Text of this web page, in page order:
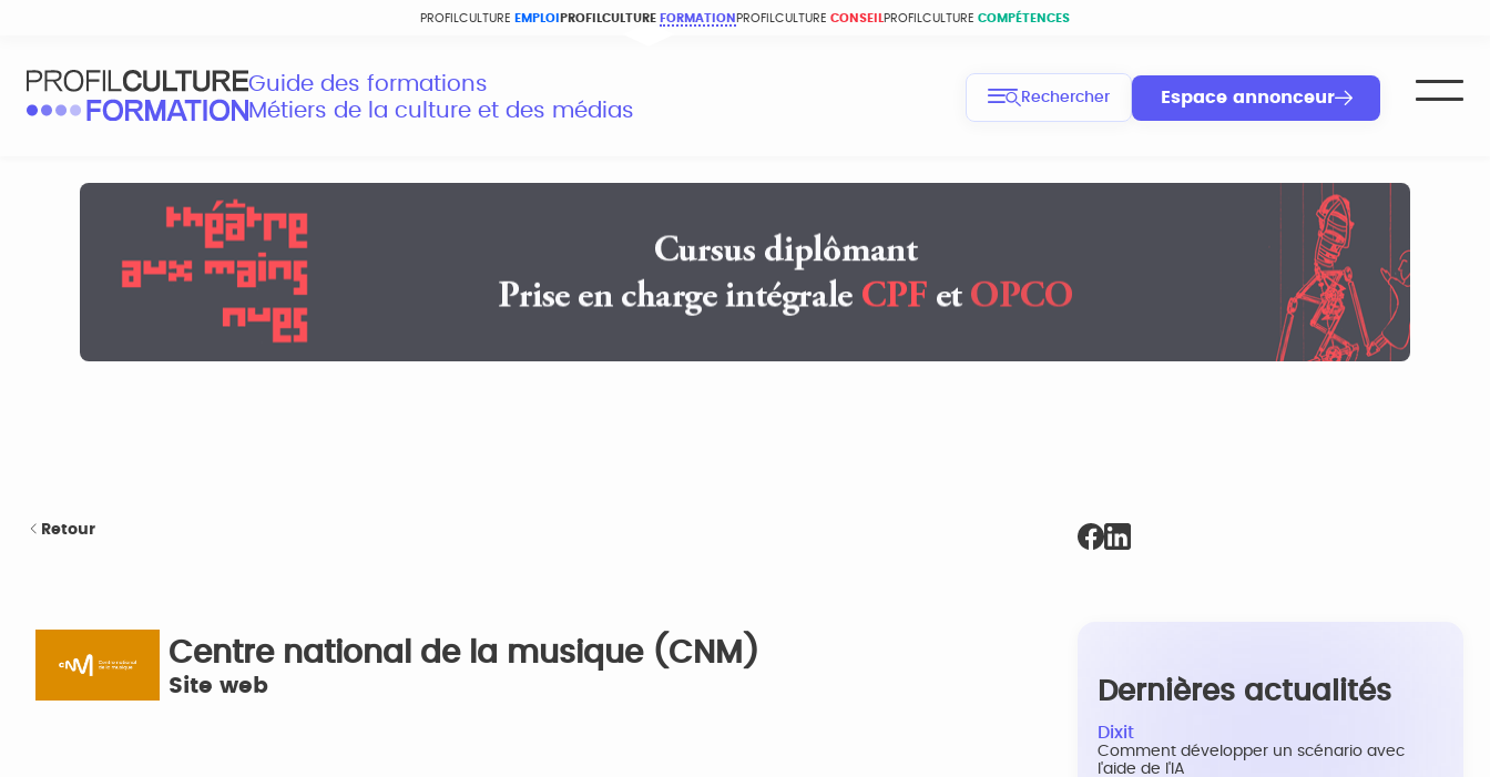
PROFILCULTURE EMPLOI PROFILCULTURE FORMATION PROFILCULTURE CONSEIL PROFILCULTURE COMPÉTENCES
Guide des formations
Métiers de la culture et des médias
Rechercher Espace annonceur
Retour
Centre national de la musique (CNM)
Site web Dernières actualités
Dixit
Comment développer un scénario avec
l'aide de l'IA